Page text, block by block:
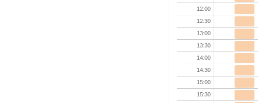
12:00
12:30
13:00
13:30
14:00
14:30
15:00
15:30